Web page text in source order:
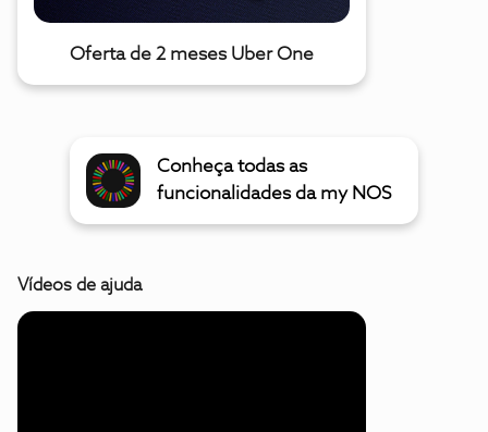
Oferta de 2 meses Uber One
Conheça todas as
funcionalidades da my NOS
Vídeos de ajuda